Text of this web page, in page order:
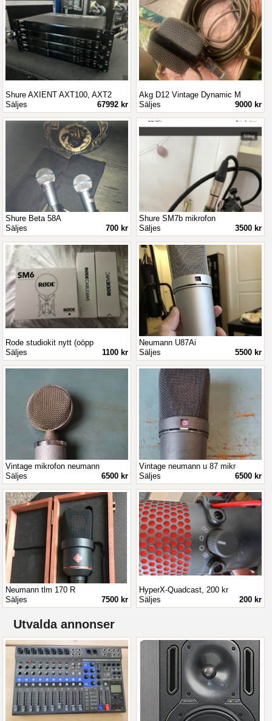
Shure AXIENT AXT100, AXT2
67992 kr
Säljes
Akg D12 Vintage Dynamic M
9000 kr
Säljes
Shure Beta 58A
700 kr
Säljes
Shure SM7b mikrofon
3500 kr
Säljes
Rode studiokit nytt (oöpp
1100 kr
Säljes
Neumann U87Ai
5500 kr
Säljes
Vintage mikrofon neumann
6500 kr
Säljes
Vintage neumann u 87 mikr
6500 kr
Säljes
Neumann tlm 170 R
7500 kr
Säljes
HyperX-Quadcast, 200 kr
200 kr
Säljes
Utvalda annonser